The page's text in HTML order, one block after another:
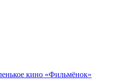
кино «Фильмёнок»